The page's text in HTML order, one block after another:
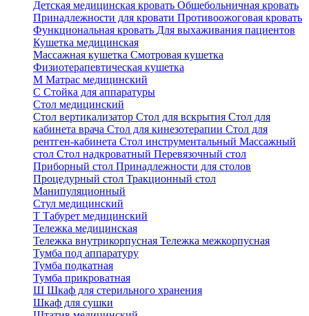
Детская медицинская кровать Общебольничная кровать
Принадлежности для кровати Противоожоговая кровать
Функциональная кровать Для выхаживания пациентов
Кушетка медицинская
Массажная кушетка Смотровая кушетка
Физиотерапевтическая кушетка
М Матрас медицинский
С Стойка для аппаратуры
Стол медицинский
Стол вертикализатор Стол для вскрытия Стол для
кабинета врача Стол для кинезотерапии Стол для
рентген-кабинета Стол инструментальный Массажный
стол Стол надкроватный Перевязочный стол
Приборный стол Принадлежности для столов
Процедурный стол Тракционный стол
Манипуляционный
Стул медицинский
Т Табурет медицинский
Тележка медицинская
Тележка внутрикорпусная Тележка межкорпусная
Тумба под аппаратуру
Тумба подкатная
Тумба прикроватная
Ш Шкаф для стерильного хранения
Шкаф для сушки